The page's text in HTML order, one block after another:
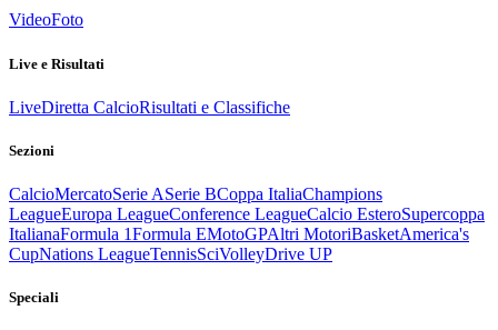
VideoFoto
Live e Risultati
LiveDiretta CalcioRisultati e Classifiche
Sezioni
CalcioMercatoSerie ASerie BCoppa ItaliaChampions
LeagueEuropa LeagueConference LeagueCalcio EsteroSupercoppa
ItalianaFormula 1Formula EMotoGPAltri MotoriBasketAmerica's
CupNations LeagueTennisSciVolleyDrive UP
Speciali